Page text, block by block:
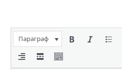
Параграф